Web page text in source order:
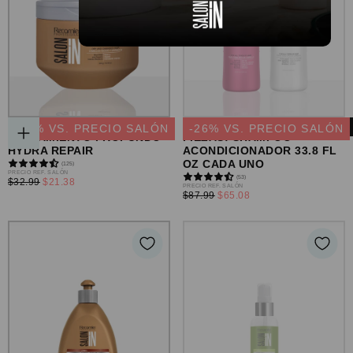
AGREGAR
AL
CARRITO
MASCARILLA DE
TRATAMIENTO PROFUNDO
HYDRA REPAIR
35 % VS. PRECIO SALÓN
(125)
PRECIO
REGULAR
PRECIO REF. SALÓN
$32.99 PRECIO
$21.38
LISS CONTROL SET 2
PIEZAS: SHAMPOO +
ACONDICIONADOR 33.8 FL
OZ CADA UNO
-26% VS. PRECIO SALÓN
(53)
PRECIO
REGULAR
PRECIO REF. SALÓN
$87.99 PRECIO
$65.08